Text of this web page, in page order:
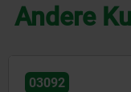
Andere